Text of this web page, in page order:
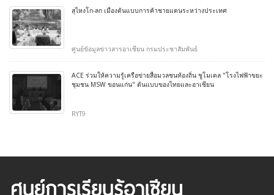
สุไหงโก-ลก เมืองต้นแบบการค้าชายแดนระหว่างประเทศ
ศูนย์ข้อมูลข่าวสารอาเซียน กรมประชาสัมพันธ์
ACE ร่วมให้ความรู้เครือข่ายสื่อมวลชนท้องถิ่น ชูโมเดล "โรงไฟฟ้าขยะ
ชุมชน MSW ขอนแก่น" ต้นแบบของไทยและอาเซียน
RYT9